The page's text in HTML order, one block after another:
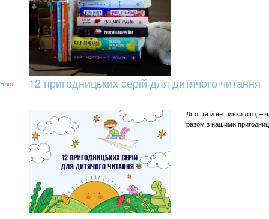
Блог 12 пригодницьких серій для дитячого читання
Літо, та й не тільки літо,
разом з нашими